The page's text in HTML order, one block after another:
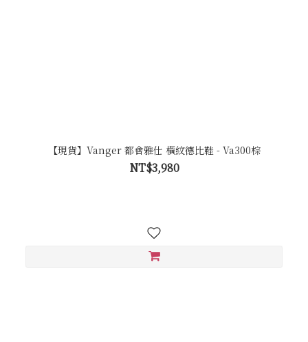
【現貨】Vanger 都會雅仕 橫紋德比鞋 - Va300棕
NT$3,980